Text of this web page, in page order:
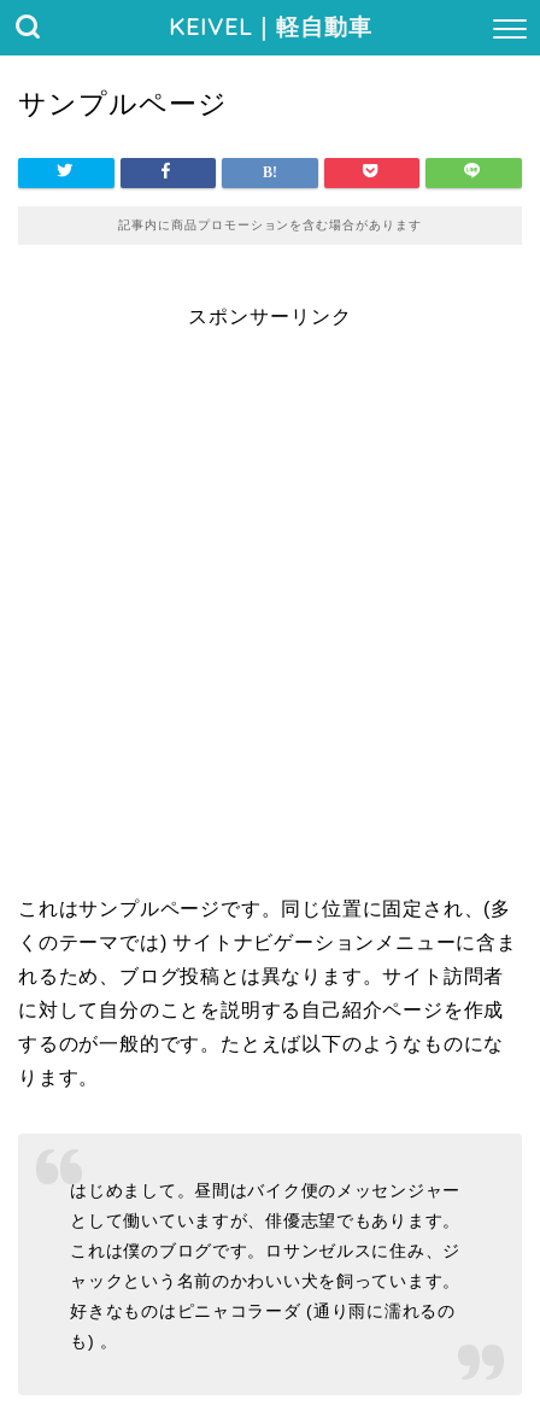
KEIVEL｜軽自動車
サンプルページ
記事内に商品プロモーションを含む場合があります
スポンサーリンク
これはサンプルページです。同じ位置に固定され、(多
くのテーマでは) サイトナビゲーションメニューに含ま
れるため、ブログ投稿とは異なります。サイト訪問者
に対して自分のことを説明する自己紹介ページを作成
するのが一般的です。たとえば以下のようなものにな
ります。
はじめまして。昼間はバイク便のメッセンジャー
として働いていますが、俳優志望でもあります。
これは僕のブログです。ロサンゼルスに住み、ジ
ャックという名前のかわいい犬を飼っています。
好きなものはピニャコラーダ (通り雨に濡れるの
も) 。